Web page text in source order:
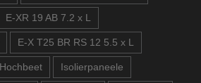
E-XR 19 AB 7.2 x L
E-X T25 BR RS 12 5.5 x L
Hochbeet Isolierpaneele